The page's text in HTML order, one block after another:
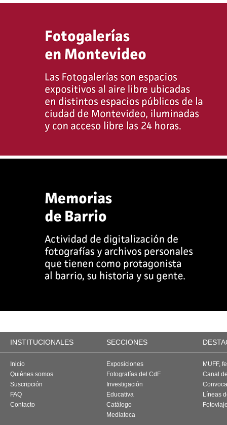
INSTITUCIONALES SECCIONES
Inicio
Quiénes somos
Suscripción
FAQ
Contacto
Exposiciones
Fotografías del CdF
Investigación
Educativa
Catálogo
Mediateca
MUFF,
Canal
Líneas